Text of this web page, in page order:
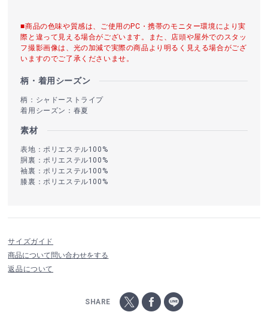
■商品の色味や質感は、ご使用のPC・携帯のモニター環境により実
際と違って見える場合がございます。また、店頭や屋外でのスタッ
フ撮影画像は、光の加減で実際の商品より明るく見える場合がござ
いますのでご了承くださいませ。
柄・着用シーズン
柄：シャドーストライプ
着用シーズン：春夏
素材
表地：ポリエステル100%
胴裏：ポリエステル100%
袖裏：ポリエステル100%
膝裏：ポリエステル100%
サイズガイド
商品について問い合わせをする
返品について
SHARE